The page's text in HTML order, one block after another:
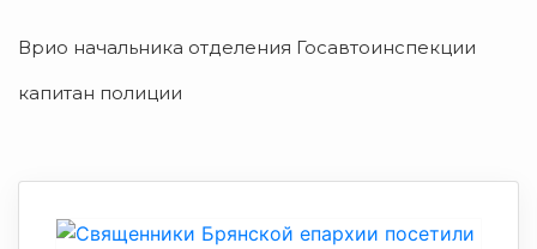
Врио начальника отделения Госавтоинспекции
капитан полиции А.С.